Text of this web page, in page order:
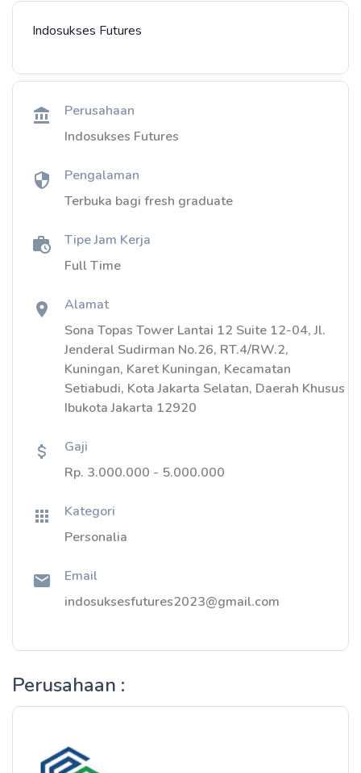
Indosukses Futures
Perusahaan
Indosukses Futures
Pengalaman
Terbuka bagi fresh graduate
Tipe Jam Kerja
Full Time
Alamat
Sona Topas Tower Lantai 12 Suite 12-04, Jl.
Jenderal Sudirman No.26, RT.4/RW.2,
Kuningan, Karet Kuningan, Kecamatan
Setiabudi, Kota Jakarta Selatan, Daerah Khusus
Ibukota Jakarta 12920
Gaji
Rp. 3.000.000 - 5.000.000
Kategori
Personalia
Email
indosuksesfutures2023@gmail.com
Perusahaan :